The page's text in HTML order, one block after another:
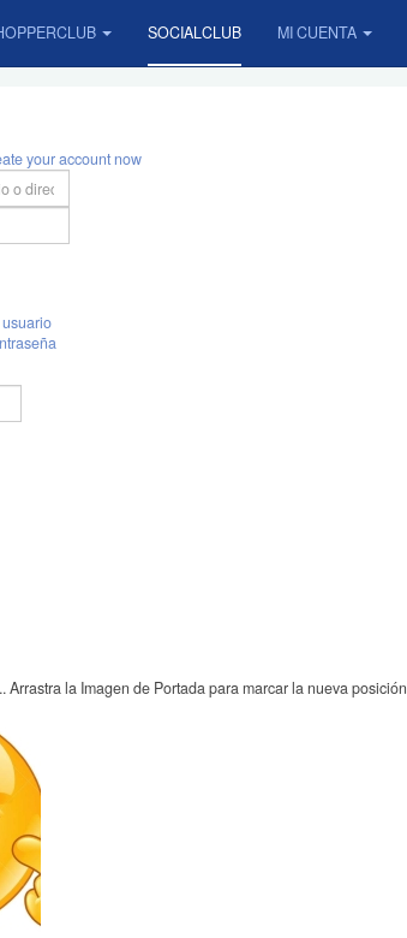
SOCIALCLUB MI CUENTA
your account now
Arrastra la Imagen de Portada para marcar la nueva posición